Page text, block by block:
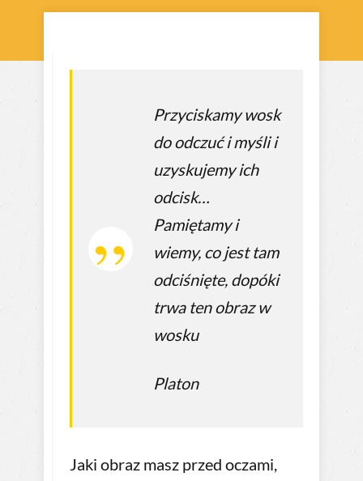
Przyciskamy wosk
do odczuć i myśli i
uzyskujemy ich
odcisk…
Pamiętamy i
wiemy, co jest tam
odciśnięte, dopóki
trwa ten obraz w
wosku
Platon
Jaki obraz masz przed oczami,